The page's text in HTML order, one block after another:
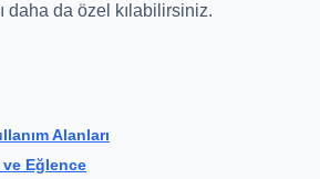
daha da özel kılabilirsiniz.
Alanları
ve Eğlence